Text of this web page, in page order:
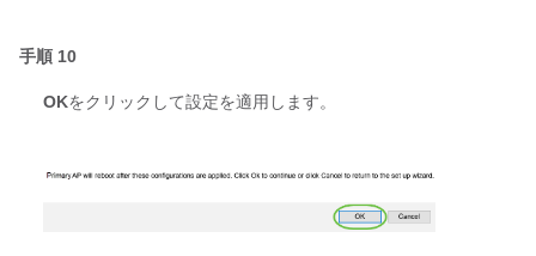
手順 10
OKをクリックして設定を適用します。